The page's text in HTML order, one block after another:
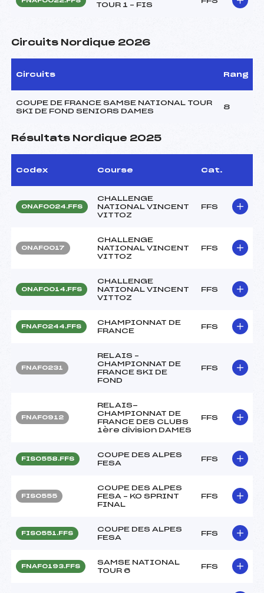
TOUR 1 – FIS
Circuits Nordique 2026
Circuits Rang
COUPE DE FRANCE SAMSE NATIONAL TOUR
SKI DE FOND SENIORS DAMES
8
Résultats Nordique 2025
Codex Course Cat.
ONAF0024.FFS
CHALLENGE
NATIONAL VINCENT
VITTOZ
FFS
ONAF0017
CHALLENGE
NATIONAL VINCENT
VITTOZ
FFS
ONAF0014.FFS
CHALLENGE
NATIONAL VINCENT
VITTOZ
FFS
FNAF0244.FFS
CHAMPIONNAT DE
FRANCE
FFS
FNAF0231
RELAIS –
CHAMPIONNAT DE
FRANCE SKI DE
FOND
FFS
FNAF0912
RELAIS-
CHAMPIONNAT DE
FRANCE DES CLUBS
1ère division DAMES
FFS
FIS0558.FFS
COUPE DES ALPES
FESA
FFS
FIS0555
COUPE DES ALPES
FESA – KO SPRINT
FINAL
FFS
FIS0551.FFS
COUPE DES ALPES
FESA
FFS
FNAF0193.FFS
SAMSE NATIONAL
TOUR 6
FFS